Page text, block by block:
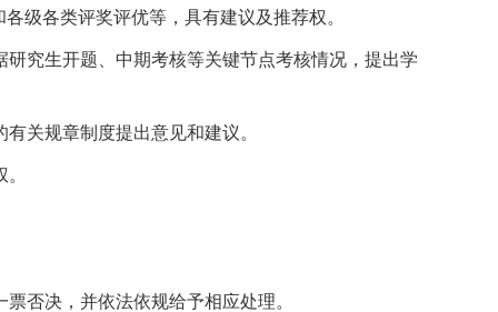
级各类评奖评优等，具有建议及推荐权。
究生开题、中期考核等关键节点考核情况，提出学
关规章制度提出意见和建议。
否决，并依法依规给予相应处理。